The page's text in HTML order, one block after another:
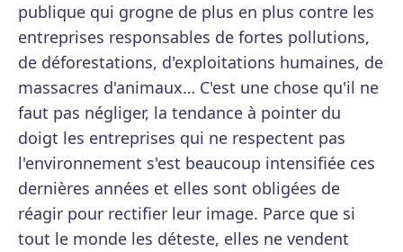
publique qui grogne de plus en plus contre les
entreprises responsables de fortes pollutions,
de déforestations, d'exploitations humaines, de
massacres d'animaux… C'est une chose qu'il ne
faut pas négliger, la tendance à pointer du
doigt les entreprises qui ne respectent pas
l'environnement s'est beaucoup intensifiée ces
dernières années et elles sont obligées de
réagir pour rectifier leur image. Parce que si
tout le monde les déteste, elles ne vendent